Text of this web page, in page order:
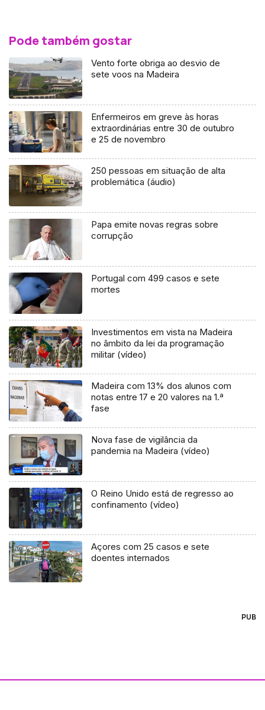
Pode também gostar
Vento forte obriga ao desvio de
sete voos na Madeira
Enfermeiros em greve às horas
extraordinárias entre 30 de outubro
e 25 de novembro
250 pessoas em situação de alta
problemática (áudio)
Papa emite novas regras sobre
corrupção
Portugal com 499 casos e sete
mortes
Investimentos em vista na Madeira
no âmbito da lei da programação
militar (vídeo)
Madeira com 13% dos alunos com
notas entre 17 e 20 valores na 1.ª
fase
Nova fase de vigilância da
pandemia na Madeira (vídeo)
O Reino Unido está de regresso ao
confinamento (vídeo)
Açores com 25 casos e sete
doentes internados
PUB